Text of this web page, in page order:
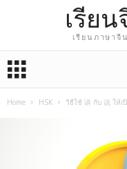
เรีย
เรียนภาษาจี
Home HSK วิธีใช้ 讲 กับ 说 ให้